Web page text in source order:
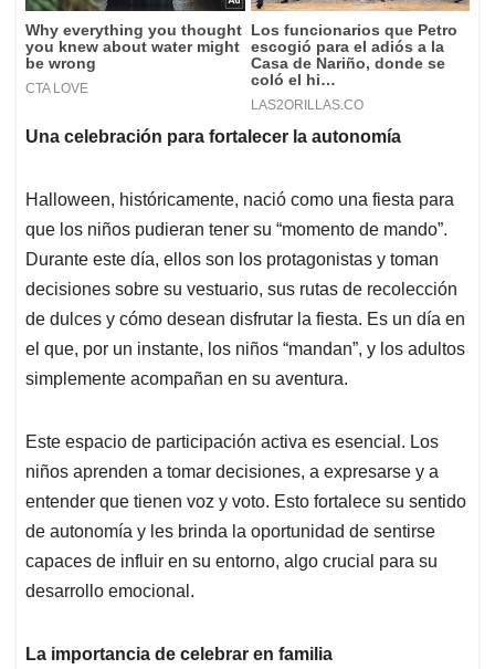
Una celebración para fortalecer la autonomía
Halloween, históricamente, nació como una fiesta para
que los niños pudieran tener su “momento de mando”.
Durante este día, ellos son los protagonistas y toman
decisiones sobre su vestuario, sus rutas de recolección
de dulces y cómo desean disfrutar la fiesta. Es un día en
el que, por un instante, los niños “mandan”, y los adultos
simplemente acompañan en su aventura.
Este espacio de participación activa es esencial. Los
niños aprenden a tomar decisiones, a expresarse y a
entender que tienen voz y voto. Esto fortalece su sentido
de autonomía y les brinda la oportunidad de sentirse
capaces de influir en su entorno, algo crucial para su
desarrollo emocional.
La importancia de celebrar en familia